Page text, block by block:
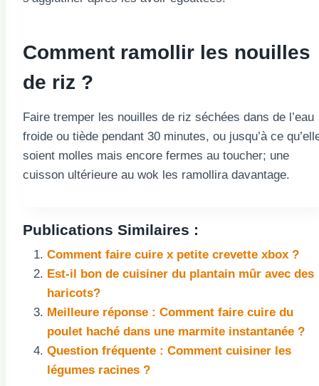
Comment ramollir les nouilles
de riz ?
Faire tremper les nouilles de riz séchées dans de l’eau
froide ou tiède pendant 30 minutes, ou jusqu’à ce
soient molles mais encore fermes au toucher; une
cuisson ultérieure au wok les ramollira davantage.
Publications Similaires :
Comment faire cuire x petite crevette xbox ?
Est-il bon de cuisiner du plantain mûr avec des
haricots?
Meilleure réponse : Comment faire cuire du
poulet haché dans une marmite instantanée ?
Question fréquente : Comment cuisiner les
légumes racines ?